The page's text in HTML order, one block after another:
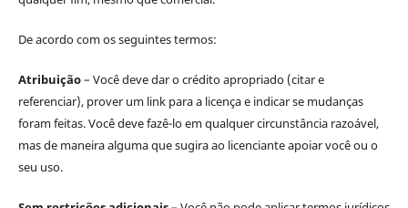
De acordo com os seguintes termos:
Atribuição– Você deve dar o crédito apropriado (citar e
referenciar), prover um link para a licença e indicar se mudanças
foram feitas. Você deve fazê-lo em qualquer circunstância razoável,
mas de maneira alguma que sugira ao licenciante apoiar você ou o
seu uso.